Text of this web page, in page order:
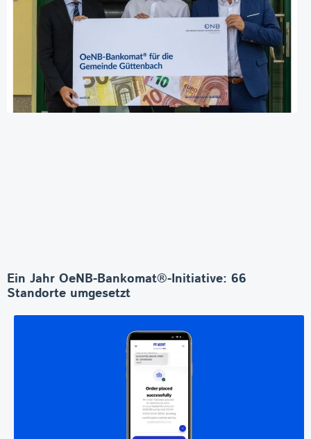
Ein Jahr OeNB-Bankomat®-Initiative: 66
Standorte umgesetzt